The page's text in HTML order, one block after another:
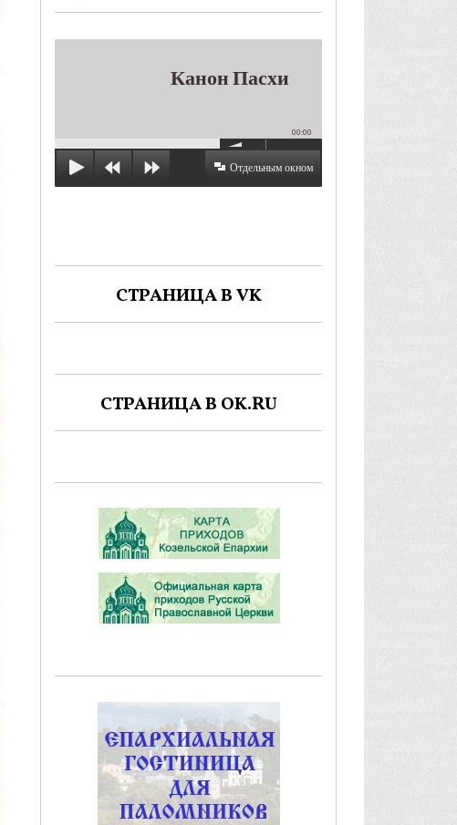
Канон Пасхи
00:00
Отдельным окном
СТРАНИЦА В VK
СТРАНИЦА В OK.RU